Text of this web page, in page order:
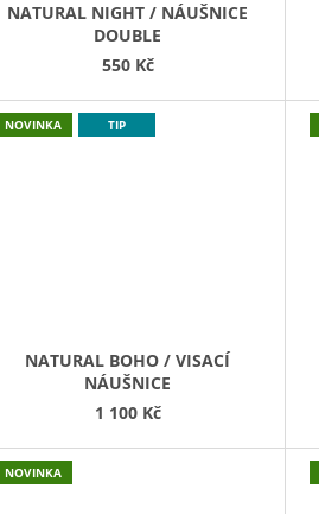
NATURAL NIGHT / NÁUŠNICE
DOUBLE
550 Kč
NOVINKA TIP
NATURAL BOHO / VISACÍ
NÁUŠNICE
1 100 Kč
NOVINKA